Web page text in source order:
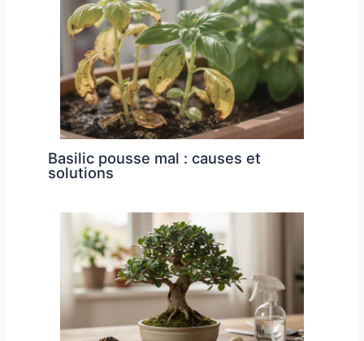
Basilic pousse mal : causes et
solutions